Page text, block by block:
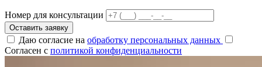
Номер для консультации
Оставить заявку
Даю согласие на обработку персональных данных
Согласен с политикой конфиденциальности